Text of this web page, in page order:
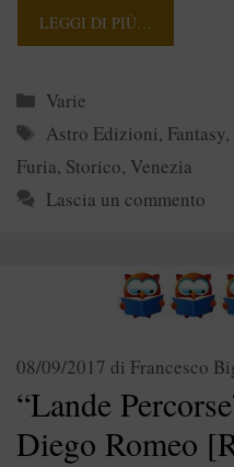
LEGGI DI PIÙ…
Categorie
Varie
Tag
Astro Edizioni, Fantasy,
Furia, Storico, Venezia
Lascia un commento
“Lande
Diego Romeo
08/09/2017 di Francesco